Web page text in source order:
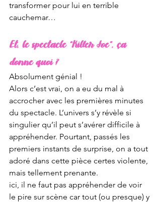
transformer pour lui en terrible
cauchemar…
Et, le spectacle “Killer Joe”, ça
donne quoi ?
Absolument génial !
Alors c’est vrai, on a eu du mal à
accrocher avec les premières minutes
du spectacle. L’univers s’y révèle si
singulier qu’il peut s’avérer difficile à
appréhender. Pourtant, passés les
premiers instants de surprise, on a tout
adoré dans cette pièce certes violente,
mais tellement prenante.
ici, il ne faut pas appréhender de voir
le pire sur scène car tout (ou presque) y